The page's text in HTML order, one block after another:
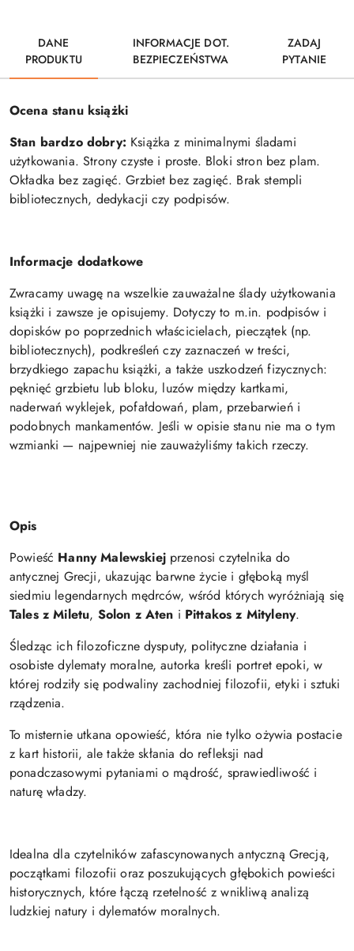
DANE
PRODUKTU
INFORMACJE DOT.
BEZPIECZEŃSTWA
ZADAJ
PYTANIE
Ocena stanu książki
Stan bardzo dobry: Książka z minimalnymi śladami
użytkowania. Strony czyste i proste. Bloki stron bez plam.
Okładka bez zagięć. Grzbiet bez zagięć. Brak stempli
bibliotecznych, dedykacji czy podpisów.
Informacje dodatkowe
Zwracamy uwagę na wszelkie zauważalne ślady użytkowania
książki i zawsze je opisujemy. Dotyczy to m.in. podpisów i
dopisków po poprzednich właścicielach, pieczątek (np.
bibliotecznych), podkreśleń czy zaznaczeń w treści,
brzydkiego zapachu książki, a także uszkodzeń fizycznych:
pęknięć grzbietu lub bloku, luzów między kartkami,
naderwań wyklejek, pofałdowań, plam, przebarwień i
podobnych mankamentów. Jeśli w opisie stanu nie ma o tym
wzmianki — najpewniej nie zauważyliśmy takich rzeczy.
Opis
Powieść Hanny Malewskiejprzenosi czytelnika do
antycznej Grecji, ukazując barwne życie i głęboką myśl
siedmiu legendarnych mędrców, wśród których wyróżniają się
Tales z Miletu, Solon z Aten i Pittakos z Mityleny.
Śledząc ich filozoficzne dysputy, polityczne działania i
osobiste dylematy moralne, autorka kreśli portret epoki, w
której rodziły się podwaliny zachodniej filozofii, etyki i sztuki
rządzenia.
To misternie utkana opowieść, która nie tylko ożywia postacie
z kart historii, ale także skłania do refleksji nad
ponadczasowymi pytaniami o mądrość, sprawiedliwość i
naturę władzy.
Idealna dla czytelników zafascynowanych antyczną Grecją,
początkami filozofii oraz poszukujących głębokich powieści
historycznych, które łączą rzetelność z wnikliwą analizą
ludzkiej natury i dylematów moralnych.